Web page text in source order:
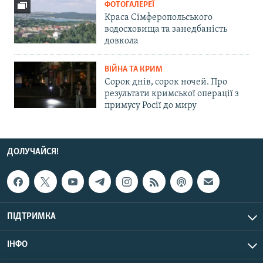
ФОТОГАЛЕРЕЇ
Краса Сімферопольського
водосховища та занедбаність
довкола
ВІЙНА ТА КРИМ
Сорок днів, сорок ночей. Про
результати кримської операції з
примусу Росії до миру
ДОЛУЧАЙСЯ!
ПІДТРИМКА
ІНФО